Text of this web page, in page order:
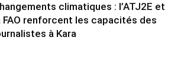
climatiques : l’ATJ2E et
FAO renforcent les capacités des
à Kara